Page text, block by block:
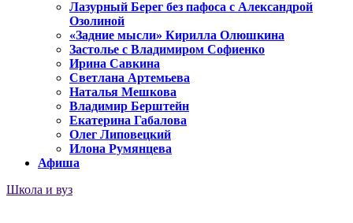
Лазурный Берег без пафоса с Александрой
Озолиной
«Задние мысли» Кирилла Олюшкина
Застолье с Владимиром Софиенко
Ирина Савкина
Светлана Артемьева
Наталья Мешкова
Владимир Берштейн
Екатерина Габалова
Олег Липовецкий
Илона Румянцева
Афиша
Школа и вуз